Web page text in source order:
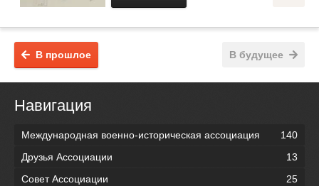
В будущее
В прошлое
Навигация
Международная военно-историческая ассоциация
140
Друзья Ассоциации
13
Совет Ассоциации
25